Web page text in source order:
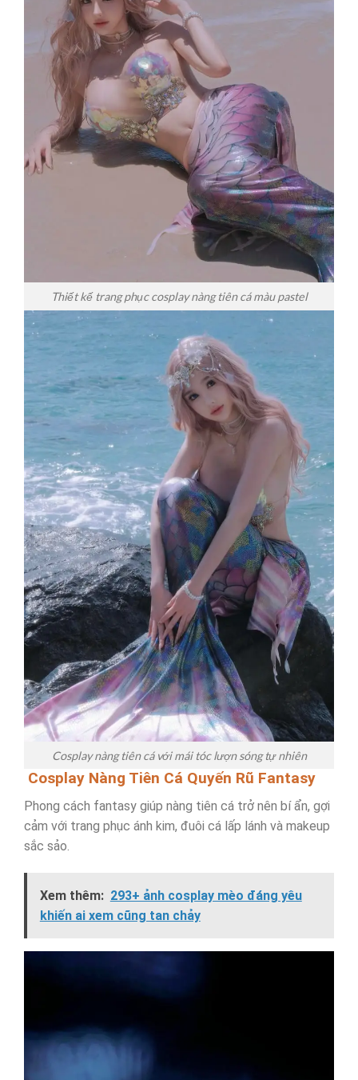
Thiết kế trang phục cosplay nàng tiên cá màu pastel
Cosplay nàng tiên cá với mái tóc lượn sóng tự nhiên
Cosplay Nàng Tiên Cá Quyến Rũ Fantasy
Phong cách fantasy giúp nàng tiên cá trở nên bí ẩn, gợi
cảm với trang phục ánh kim, đuôi cá lấp lánh và makeup
sắc sảo.
Xem thêm: 293+ ảnh cosplay mèo đáng yêu
khiến ai xem cũng tan chảy